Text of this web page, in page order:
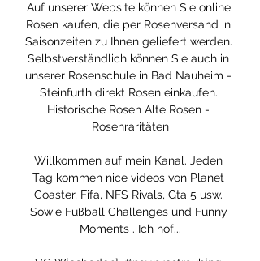
Auf unserer Website können Sie online
Rosen kaufen, die per Rosenversand in
Saisonzeiten zu Ihnen geliefert werden.
Selbstverständlich können Sie auch in
unserer Rosenschule in Bad Nauheim -
Steinfurth direkt Rosen einkaufen.
Historische Rosen Alte Rosen -
Rosenraritäten
Willkommen auf mein Kanal. Jeden
Tag kommen nice videos von Planet
Coaster, Fifa, NFS Rivals, Gta 5 usw.
Sowie Fußball Challenges und Funny
Moments . Ich hof...